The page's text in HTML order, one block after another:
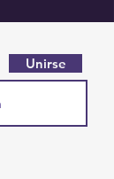
Unirse